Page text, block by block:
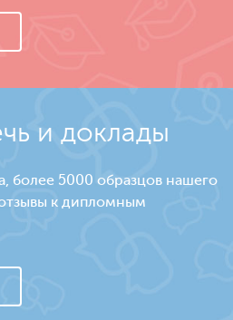
и доклады
более 5000 образцов нашего
к дипломным